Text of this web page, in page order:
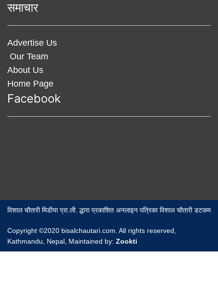
समाचार
Advertise Us
Our Team
About Us
Home Page
Facebook
विशाल चौतारी मिडीया प्रा.ली. द्धारा प्रकाशित अनलाइन पत्रिका विशाल चौतारी डटकम
Copyright ©2020 bisalchautari.com. All rights reserved,
Kathmandu, Nepal, Maintained by: Zookti